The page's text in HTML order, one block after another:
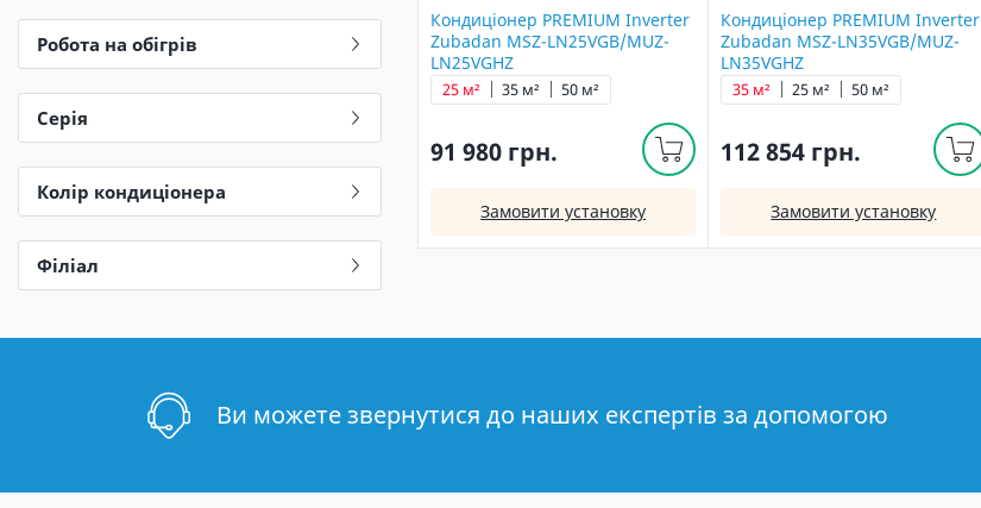
Робота на обігрів
Серія
Колір кондиціонера
Філіал
Кондиціонер PREMIUM Inverter
Zubadan MSZ-LN25VGB/MUZ-
LN25VGHZ
25 м² 35 м² 50 м²
91 980 грн.
Замовити установку
Кондиціонер PREMIUM Inverter
Zubadan MSZ-LN35VGB/MUZ-
LN35VGHZ
25 м²
35 м² 50 м²
112 854 грн.
Замовити установку
Ви можете звернутися до наших експертів за допомогою